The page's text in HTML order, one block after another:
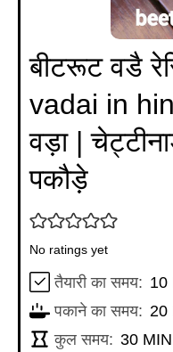
बीटरूट वडै
vadai in
वड़ा |
पकौड़े
No ratings yet
तैयारी का समय: 10
पकाने का समय: 20
कुल समय: 30